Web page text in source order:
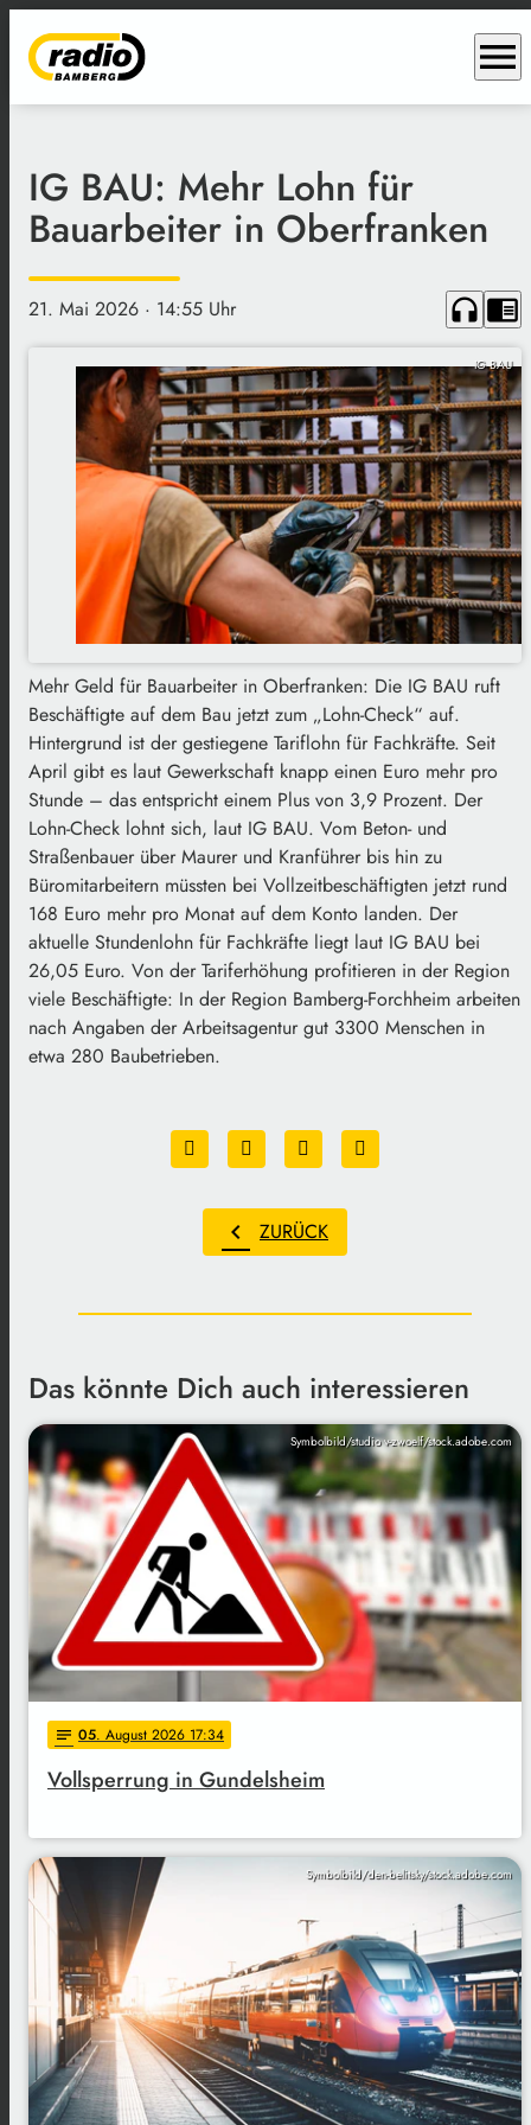
menu
IG BAU: Mehr Lohn für
Bauarbeiter in Oberfranken
21. Mai 2026 · 14:55 Uhr headphones chrome_reader_mode
IG BAU
Mehr Geld für Bauarbeiter in Oberfranken: Die IG BAU ruft
Beschäftigte auf dem Bau jetzt zum „Lohn-Check“ auf.
Hintergrund ist der gestiegene Tariflohn für Fachkräfte. Seit
April gibt es laut Gewerkschaft knapp einen Euro mehr pro
Stunde – das entspricht einem Plus von 3,9 Prozent. Der
Lohn-Check lohnt sich, laut IG BAU. Vom Beton- und
Straßenbauer über Maurer und Kranführer bis hin zu
Büromitarbeitern müssten bei Vollzeitbeschäftigten jetzt rund
168 Euro mehr pro Monat auf dem Konto landen. Der
aktuelle Stundenlohn für Fachkräfte liegt laut IG BAU bei
26,05 Euro. Von der Tariferhöhung profitieren in der Region
viele Beschäftigte: In der Region Bamberg-Forchheim arbeiten
nach Angaben der Arbeitsagentur gut 3300 Menschen in
etwa 280 Baubetrieben.
chevron_left ZURÜCK
Das könnte Dich auch interessieren
Symbolbild/studio v-zwoelf/stock.adobe.com
notes 05. August 2026 17:34
Vollsperrung in Gundelsheim
Symbolbild/den-belitsky/stock.adobe.com